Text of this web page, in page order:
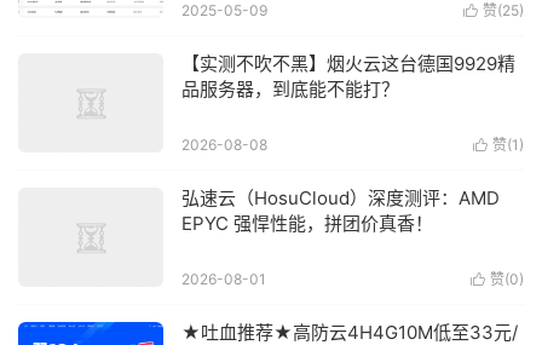
 赞(25)
2025-05-09
【实测不吹不黑】烟火云这台德国9929精
品服务器，到底能不能打？
 赞(1 )
2026-08-08
弘速云（HosuCloud）深度测评：AMD
EPYC 强悍性能，拼团价真香！
 赞(0)
2026-08-01
★吐血推荐★高防云4H4G10M低至33元/